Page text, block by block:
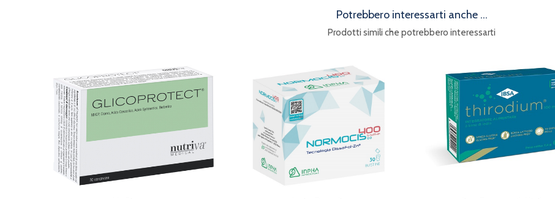
Potrebbero interessarti anche ...
Prodotti simili che potrebbero interessarti